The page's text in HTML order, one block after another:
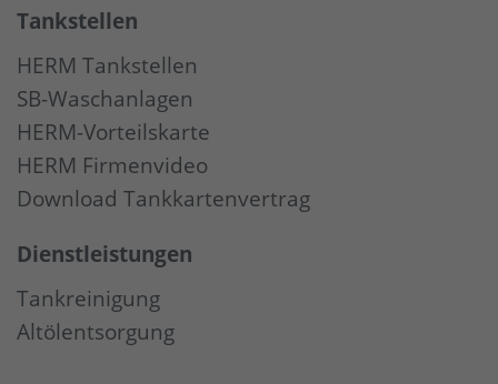
Tankstellen
HERM Tankstellen
SB-Waschanlagen
HERM-Vorteilskarte
HERM Firmenvideo
Download Tankkartenvertrag
Dienstleistungen
Tankreinigung
Altölentsorgung